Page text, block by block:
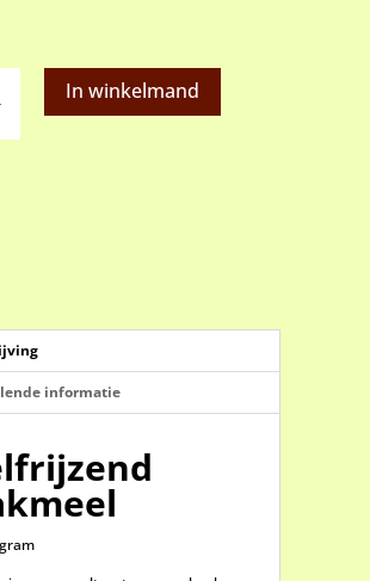
In winkelmand
informatie